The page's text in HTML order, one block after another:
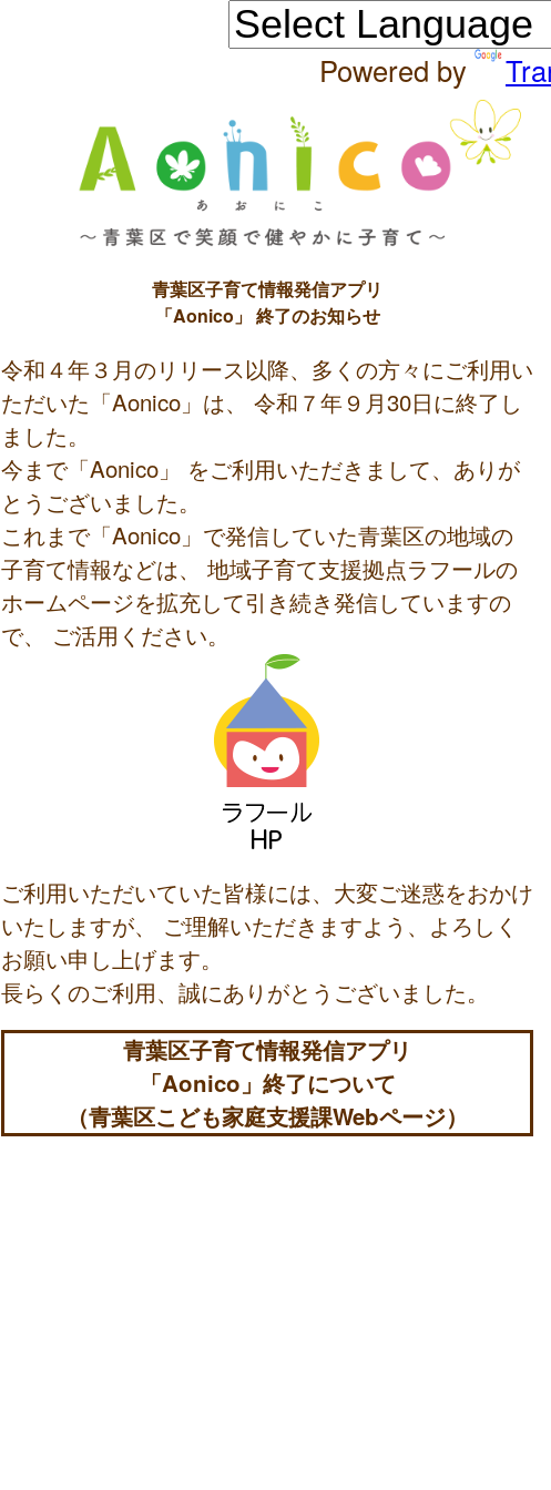
Powered by
青葉区子育て情報発信アプリ
「Aonico」 終了のお知らせ
令和４年３月のリリース以降、多くの方々にご利用い
ただいた「Aonico」は、 令和７年９月30日に終了し
ました。
今まで「Aonico」 をご利用いただきまして、ありが
とうございました。
これまで「Aonico」で発信していた青葉区の地域の
子育て情報などは、 地域子育て支援拠点ラフールの
ホームページを拡充して引き続き発信していますの
で、 ご活用ください。
ご利用いただいていた皆様には、大変ご迷惑をおかけ
いたしますが、 ご理解いただきますよう、よろしく
お願い申し上げます。
長らくのご利用、誠にありがとうございました。
青葉区子育て情報発信アプリ
「Aonico」終了について
（青葉区こども家庭支援課Webページ）